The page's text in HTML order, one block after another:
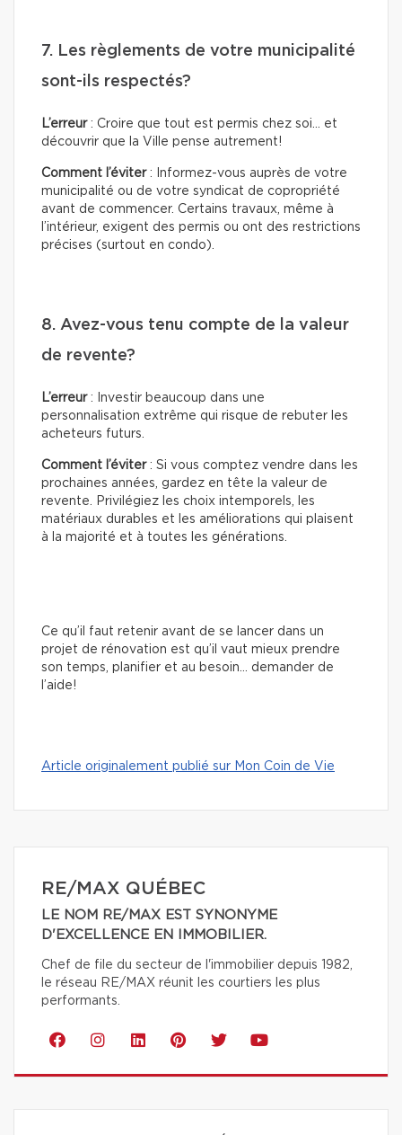
7. Les règlements de votre municipalité
sont-ils respectés?
L’erreur: Croire que tout est permis chez soi… et
découvrir que la Ville pense autrement!
Comment l’éviter: Informez-vous auprès de votre
municipalité ou de votre syndicat de copropriété
avant de commencer. Certains travaux, même à
l’intérieur, exigent des permis ou ont des restrictions
précises (surtout en condo).
8. Avez-vous tenu compte de la valeur
de revente?
L’erreur: Investir beaucoup dans une
personnalisation extrême qui risque de rebuter les
acheteurs futurs.
Comment l’éviter: Si vous comptez vendre dans les
prochaines années, gardez en tête la valeur de
revente. Privilégiez les choix intemporels, les
matériaux durables et les améliorations qui plaisent
à la majorité et à toutes les générations.
Ce qu’il faut retenir avant de se lancer dans un
projet de rénovation est qu’il vaut mieux prendre
son temps, planifier et au besoin… demander de
l’aide!
Article originalement publié sur Mon Coin de Vie
RE/MAX QUÉBEC
LE NOM RE/MAX EST SYNONYME
D'EXCELLENCE EN IMMOBILIER.
Chef de file du secteur de l'immobilier depuis 1982,
le réseau RE/MAX réunit les courtiers les plus
performants.